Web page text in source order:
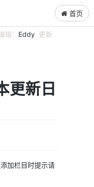
首页
辑： Eddy 更新
更新日
加栏目时提示请